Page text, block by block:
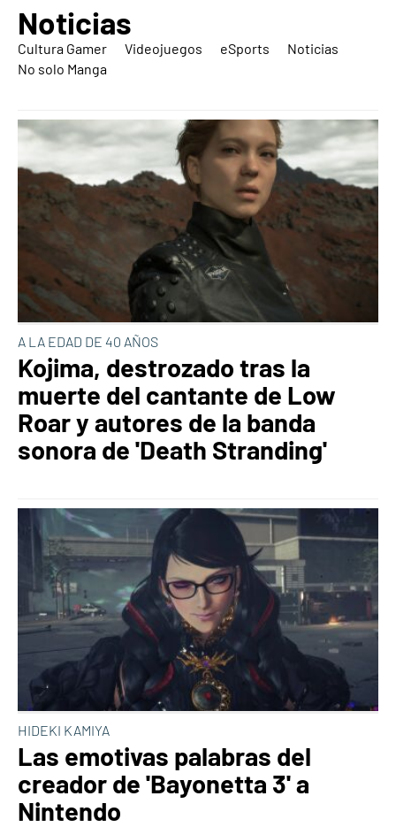
Noticias
Cultura Gamer Videojuegos eSports
Noticias
No solo Manga
A LA EDAD DE 40 AÑOS
Kojima, destrozado tras la
muerte del cantante de Low
Roar y autores de la banda
sonora de 'Death Stranding'
HIDEKI KAMIYA
Las emotivas palabras del
creador de 'Bayonetta 3' a
Nintendo